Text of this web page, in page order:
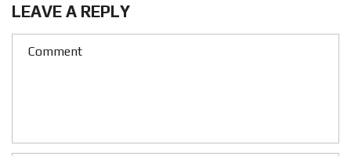
LEAVE A REPLY